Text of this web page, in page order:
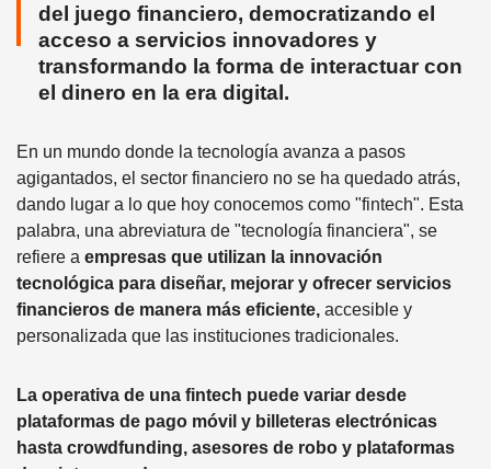
del juego financiero, democratizando el
acceso a servicios innovadores y
transformando la forma de interactuar con
el dinero en la era digital.
En un mundo donde la tecnología avanza a pasos
agigantados, el sector financiero no se ha quedado atrás,
dando lugar a lo que hoy conocemos como "fintech". Esta
palabra, una abreviatura de "tecnología financiera", se
refiere a empresas que utilizan la innovación
tecnológica para diseñar, mejorar y ofrecer servicios
financieros de manera más eficiente, accesible y
personalizada que las instituciones tradicionales.
La operativa de una fintech puede variar desde
plataformas de pago móvil y billeteras electrónicas
hasta crowdfunding, asesores de robo y plataformas